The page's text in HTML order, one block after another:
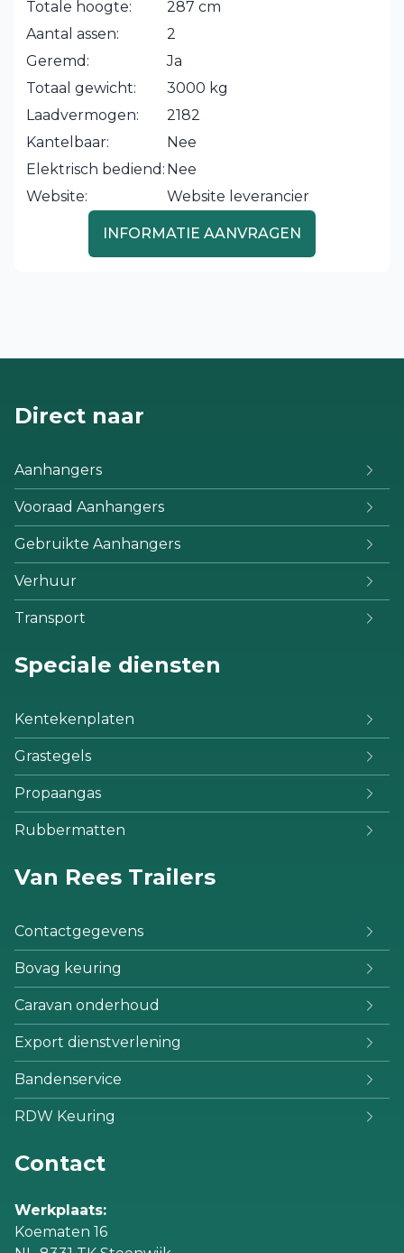
Totale hoogte:
287 cm
Aantal assen:
2
Geremd:
Ja
Totaal gewicht:
3000 kg
Laadvermogen:
2182
Kantelbaar:
Nee
Elektrisch bediend: Nee
Website:
Website leverancier
INFORMATIE AANVRAGEN
Direct naar
Aanhangers
Vooraad Aanhangers
Gebruikte Aanhangers
Verhuur
Transport
Speciale diensten
Kentekenplaten
Grastegels
Propaangas
Rubbermatten
Van Rees Trailers
Contactgegevens
Bovag keuring
Caravan onderhoud
Export dienstverlening
Bandenservice
RDW Keuring
Contact
Werkplaats:
Koematen 16